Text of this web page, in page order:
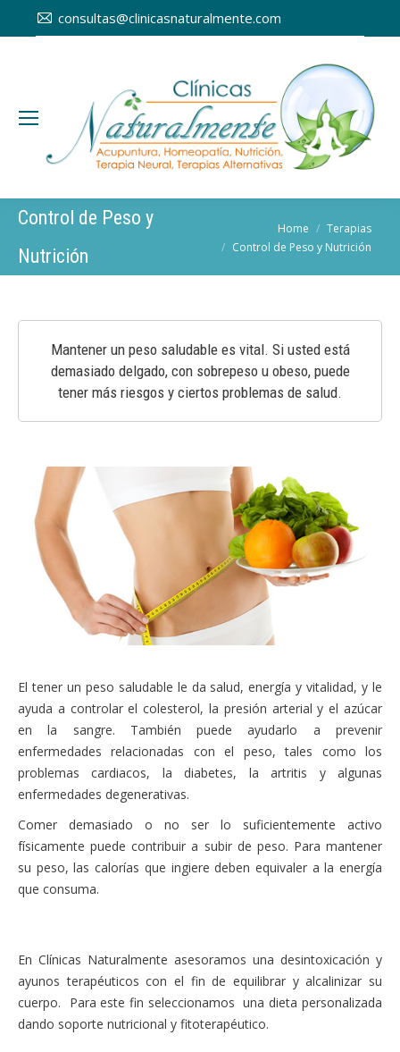
consultas@clinicasnaturalmente.com
Control de Peso y
Nutrición
Home
Terapias
Control de Peso y Nutrición
Mantener un peso saludable es vital. Si usted está
demasiado delgado, con sobrepeso u obeso, puede
tener más riesgos y ciertos problemas de salud.
El tener un peso saludable le da salud, energía y vitalidad, y le
ayuda a controlar el colesterol, la presión arterial y el azúcar
en la sangre. También puede ayudarlo a prevenir
enfermedades relacionadas con el peso, tales como los
problemas cardiacos, la diabetes, la artritis y algunas
enfermedades degenerativas.
Comer demasiado o no ser lo suficientemente activo
físicamente puede contribuir a subir de peso. Para mantener
su peso, las calorías que ingiere deben equivaler a la energía
que consuma.
En Clínicas Naturalmente asesoramos una desintoxicación y
ayunos terapéuticos con el fin de equilibrar y alcalinizar su
cuerpo. Para este fin seleccionamos una dieta personalizada
dando soporte nutricional y fitoterapéutico.